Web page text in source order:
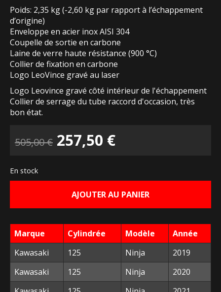
Poids: 2,35 kg (-2,60 kg par rapport à l’échappement
d’origine)
Enveloppe en acier inox AISI 304
Coupelle de sortie en carbone
Laine de verre haute résistance (900 °C)
Collier de fixation en carbone
Logo LeoVince gravé au laser
Logo Leovince gravé côté intérieur de l'échappement
Collier de serrage du tube raccord d'occasion, très
bon état.
505,00€ Le
initial
était :
505,00 €.
257,50 €Le
actuel
est :
257,50 €.
En stock
AJOUTER AU PANIER
Marque Cylindrée Modèle
Année
Kawasaki
125 Ninja
2019
Kawasaki
125 Ninja
2020